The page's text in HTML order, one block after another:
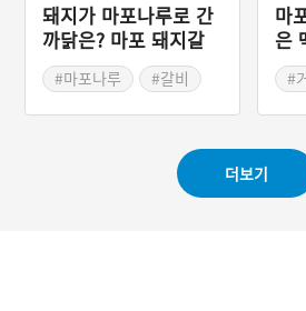
돼지가 마포나루로 간
까닭은? 마포 돼지갈
비#마포나루
#갈비
마
은
다!
#
더보기